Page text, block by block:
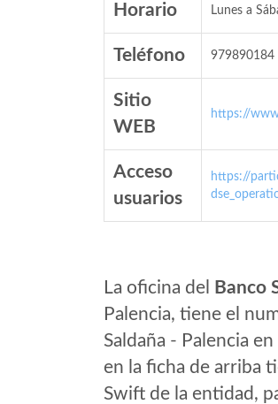
Horario Lunes a
Teléfono 979890184
Sitio
WEB
https://
Acceso
usuarios
https://
La oficina del Banco
Palencia, tiene el
Saldaña - Palencia
en la ficha de arriba
Swift de la entidad,